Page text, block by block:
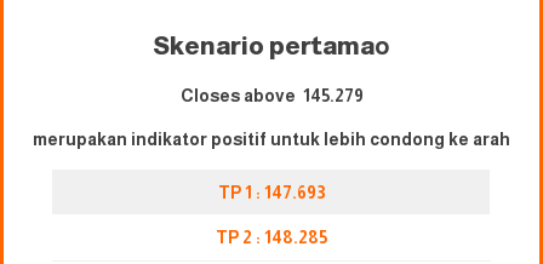
Skenario pertamao
Closes above 145.279
merupakan indikator positif untuk lebih condong ke arah
TP 1 : 147.693
TP 2 : 148.285